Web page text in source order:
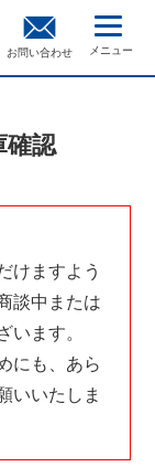
お問い合わせ
確認
けますよう
談中または
います。
にも、あら
いいたしま